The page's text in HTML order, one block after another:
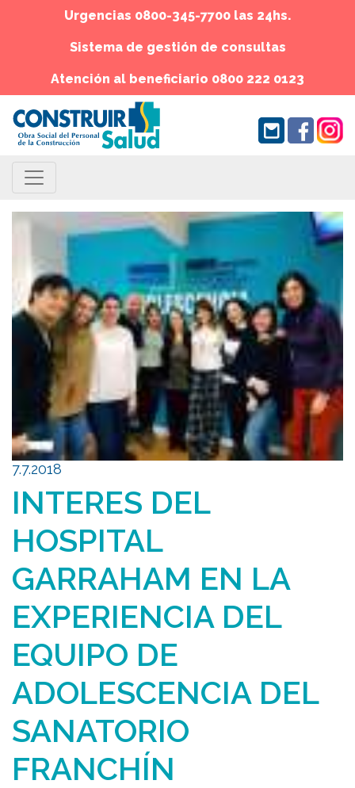
Urgencias 0800-345-7700 las 24hs.
Sistema de gestión de consultas
Atención al beneficiario 0800 222 0123
7.7.2018
INTERES DEL
HOSPITAL
GARRAHAM EN LA
EXPERIENCIA DEL
EQUIPO DE
ADOLESCENCIA DEL
SANATORIO
FRANCHÍN